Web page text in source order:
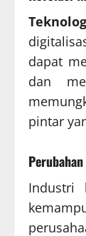
dapat
dan
pintar
Industri